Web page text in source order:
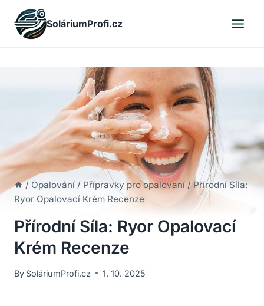
content
SoláriumProfi.cz
/ Opalování / Přípravky pro opalovaní / Přírodní Síla:
Ryor Opalovací Krém Recenze
Přírodní Síla: Ryor Opalovací
Krém Recenze
By SoláriumProfi.cz 1. 10. 2025